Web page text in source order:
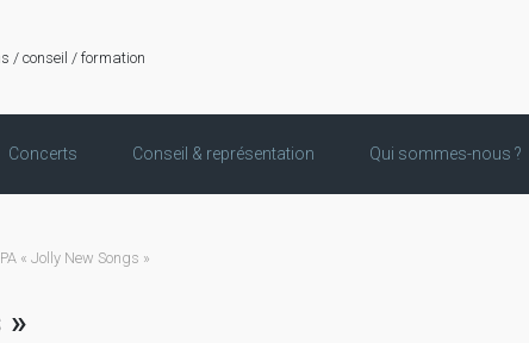
/ conseil / formation
Concerts Conseil & représentation Qui sommes-nous ?
« Jolly New Songs »
»